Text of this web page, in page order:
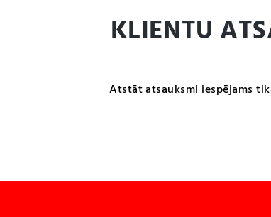
KLIENTU
Atstāt atsauksmi iespējams